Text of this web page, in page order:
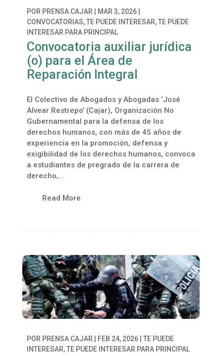
POR PRENSA CAJAR | MAR 3, 2026|
CONVOCATORIAS,TE PUEDE INTERESAR,TE PUEDE
INTERESAR PARA PRINCIPAL
Convocatoria auxiliar jurídica
(o) para el Área de
Reparación Integral
El Colectivo de Abogados y Abogadas ‘José
Alvear Restrepo’ (Cajar), Organización No
Gubernamental para la defensa de los
derechos humanos, con más de 45 años de
experiencia en la promoción, defensa y
exigibilidad de los derechos humanos, convoca
a estudiantes de pregrado de la carrera de
derecho,...
Read More
POR PRENSA CAJAR| FEB 24, 2026| TE PUEDE
INTERESAR,TE PUEDE INTERESAR PARA PRINCIPAL